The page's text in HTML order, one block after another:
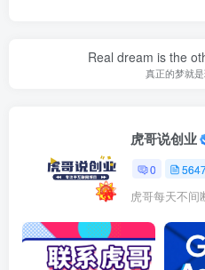
Real dream is the
真正的梦就
虎哥说创业
0
虎哥每天不间